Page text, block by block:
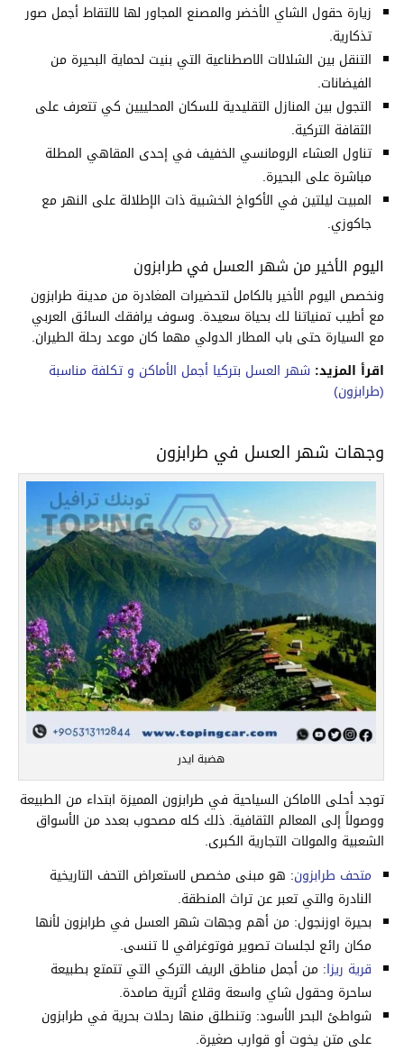
زيارة حقول الشاي الأخضر والمصنع المجاور لها لالتقاط أجمل صور
تذكارية.
التنقل بين الشلالات الاصطناعية التي بنيت لحماية البحيرة من
الفيضانات.
التجول بين المنازل التقليدية للسكان المحلييين كي تتعرف على
الثقافة التركية.
تناول العشاء الرومانسي الخفيف في إحدى المقاهي المطلة
مباشرة على البحيرة.
المبيت ليلتين في الأكواخ الخشبية ذات الإطلالة على النهر مع
جاكوزي.
اليوم الأخير من شهر العسل في طرابزون
ونخصص اليوم الأخير بالكامل لتحضيرات المغادرة من مدينة طرابزون
مع أطيب تمنياتنا لك بحياة سعيدة. وسوف يرافقك السائق العربي
مع السيارة حتى باب المطار الدولي مهما كان موعد رحلة الطيران.
اقرأ المزيد: شهر العسل بتركيا أجمل الأماكن و تكلفة مناسبة
(طرابزون)
وجهات شهر العسل في طرابزون
هضبة ايدر
توجد أحلى الاماكن السياحية في طرابزون المميزة ابتداء من الطبيعة
ووصولاً إلى المعالم الثقافية. ذلك كله مصحوب بعدد من الأسواق
الشعبية والمولات التجارية الكبرى.
متحف طرابزون: هو مبنى مخصص لاستعراض التحف التاريخية
النادرة والتي تعبر عن تراث المنطقة.
بحيرة اوزنجول: من أهم وجهات شهر العسل في طرابزون لأنها
مكان رائع لجلسات تصوير فوتوغرافي لا تنسى.
قرية ريزا: من أجمل مناطق الريف التركي التي تتمتع بطبيعة
ساحرة وحقول شاي واسعة وقلاع أثرية صامدة.
شواطئ البحر الأسود: وتنطلق منها رحلات بحرية في طرابزون
على متن يخوت أو قوارب صغيرة.